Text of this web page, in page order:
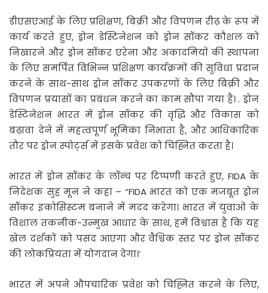
डीएसएआई के लिए प्रशिक्षण, बिक्री और विपणन रीढ़ के रूप में
कार्य करते हुए, ड्रोन डेस्टिनेशन को ड्रोन सॉकर कौशल को
निखारने और ड्रोन सॉकर एरेना और अकादमियों की स्थापना
के लिए समर्पित विभिन्न प्रशिक्षण कार्यक्रमों की सुविधा प्रदान
करने के साथ-साथ ड्रोन सॉकर उपकरणों के लिए बिक्री और
विपणन प्रयासों का प्रबंधन करने का काम सौंपा गया है। . ड्रोन
डेस्टिनेशन भारत में ड्रोन सॉकर की वृद्धि और विकास को
बढ़ावा देने में महत्वपूर्ण भूमिका निभाता है, और आधिकारिक
तौर पर ड्रोन स्पोर्ट्स में इसके प्रवेश को चिह्नित करता है।
भारत में ड्रोन सॉकर के लॉन्च पर टिप्पणी करते हुए, FIDA के
निदेशक सुह मून ने कहा – “FIDA भारत को एक मजबूत ड्रोन
सॉकर इकोसिस्टम बनाने में मदद करेगा। भारत में युवाओं के
विशाल तकनीक-उन्मुख आधार के साथ, हमें विश्वास है कि यह
खेल दर्शकों को पसंद आएगा और वैश्विक स्तर पर ड्रोन सॉकर
की लोकप्रियता में योगदान देगा।’
भारत में अपने औपचारिक प्रवेश को चिह्नित करने के लिए,